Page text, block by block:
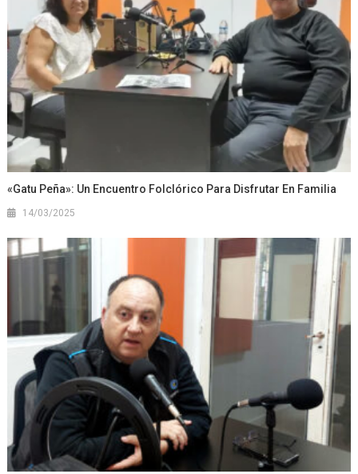
«Gatu Peña»: Un Encuentro Folclórico Para Disfrutar En Familia
14/03/2025